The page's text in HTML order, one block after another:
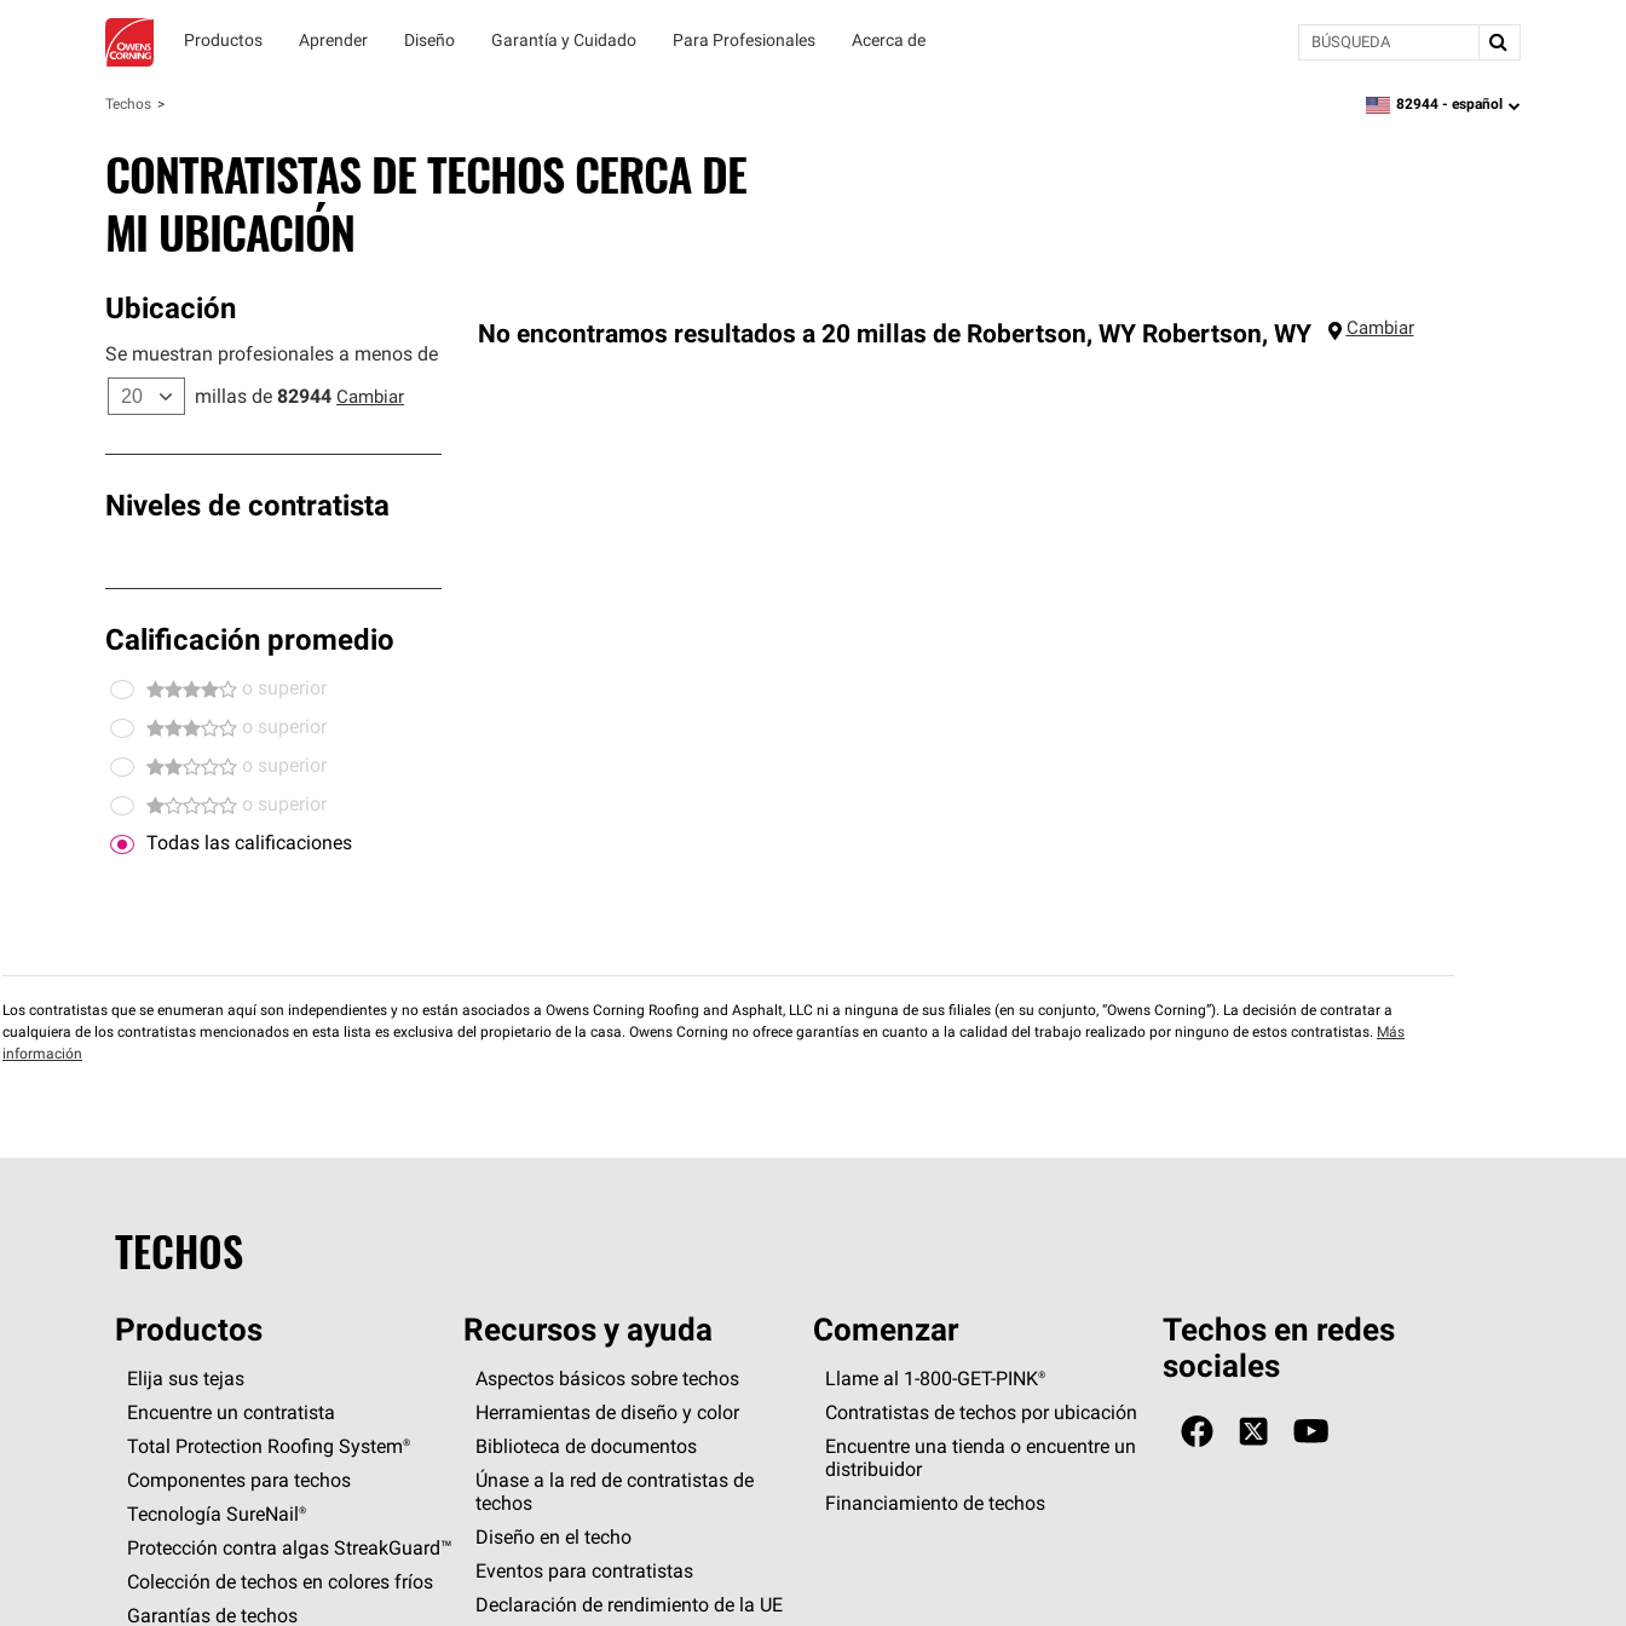
Productos Aprender Diseño Garantía y Cuidado Para Profesionales Acerca de BÚSQUEDA
Techos zipcode,language
82944 - español
CONTRATISTAS DE TECHOS CERCA DE
MI UBICACIÓN
Ubicación
Se muestran profesionales a menos de
millas de 82944 Cambiar
Niveles de contratista
Calificación promedio
o superior
o superior
o superior
o superior
Todas las calificaciones
No encontramos resultados a 20 millas de Robertson, WY Robertson, WY Cambiar
Los contratistas que se enumeran aquí son independientes y no están asociados a Owens Corning Roofing and Asphalt, LLC ni a ninguna de sus filiales (en su conjunto, “Owens Corning”). La decisión de contratar a
cualquiera de los contratistas mencionados en esta lista es exclusiva del propietario de la casa. Owens Corning no ofrece garantías en cuanto a la calidad del trabajo realizado por ninguno de estos contratistas. Más
información
TECHOS
Productos
Elija sus tejas
Encuentre un contratista
Total Protection Roofing System®
Componentes para techos
Tecnología SureNail®
Protección contra algas StreakGuard™
Colección de techos en colores fríos
Garantías de techos
Recursos y ayuda
Aspectos básicos sobre techos
Herramientas de diseño y color
Biblioteca de documentos
Únase a la red de contratistas de
techos
Diseño en el techo
Eventos para contratistas
Declaración de rendimiento de la UE
Comenzar
Llame al 1-800-GET -PINK®
Contratistas de techos por ubicación
Encuentre una tienda o encuentre un
distribuidor
Financiamiento de techos
Techos en redes
sociales